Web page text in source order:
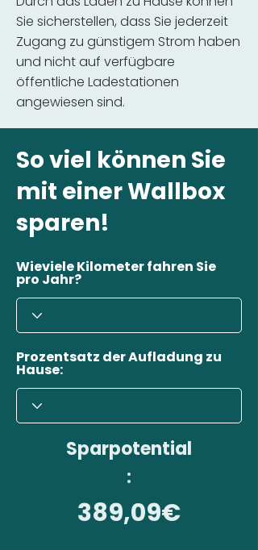
Sie sicherstellen, dass Sie jederzeit
Zugang zu günstigem Strom haben
und nicht auf verfügbare
öffentliche Ladestationen
angewiesen sind.
So viel können Sie
mit einer Wallbox
sparen!
Wieviele Kilometer fahren Sie
pro Jahr?
Prozentsatz der Aufladung zu
Hause:
Sparpotential
:
389,09€